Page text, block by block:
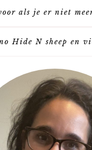
als je er niet
Hide N sheep en